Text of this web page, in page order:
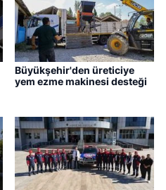
Büyükşehir'den üreticiye
yem ezme makinesi desteği